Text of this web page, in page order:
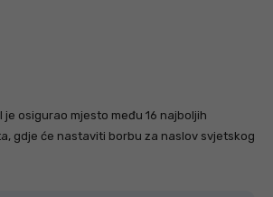
je osigurao mjesto među 16 najboljih
gdje će nastaviti borbu za naslov svjetskog